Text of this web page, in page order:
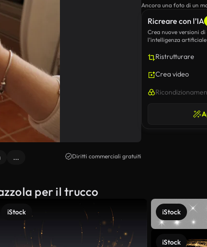
... Diritti commerciali gratuiti
Ricreare con l’IA
Crea nuove versioni
l’intelligenza artificiale
Ristrutturare
Crea video
Ancora una foto di un
di trucco.
per il trucco
iStock iStock
iStock